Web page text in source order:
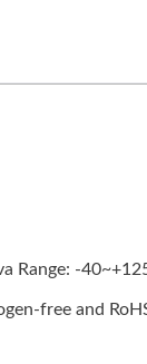
Range: -
free and